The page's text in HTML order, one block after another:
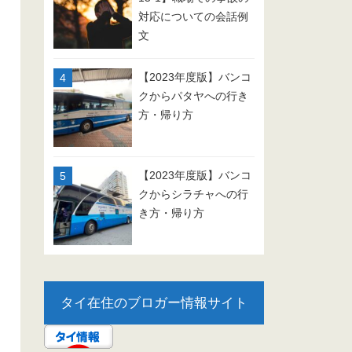
対応についての会話例
文
【2023年度版】バンコ
クからパタヤへの行き
方・帰り方
【2023年度版】バンコ
クからシラチャへの行
き方・帰り方
タイ在住のブロガー情報サイト